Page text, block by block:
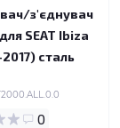
з'єднувач
SEAT Ibiza
сталь
0